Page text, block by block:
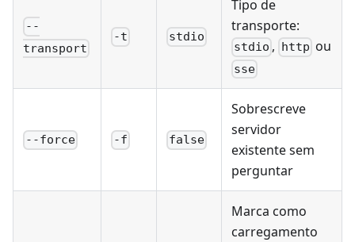
--
transport
-t stdio
Tipo de
transporte:
stdio , http ou
sse
--force -f false
Sobrescreve
servidor
existente sem
perguntar
Marca como
carregamento